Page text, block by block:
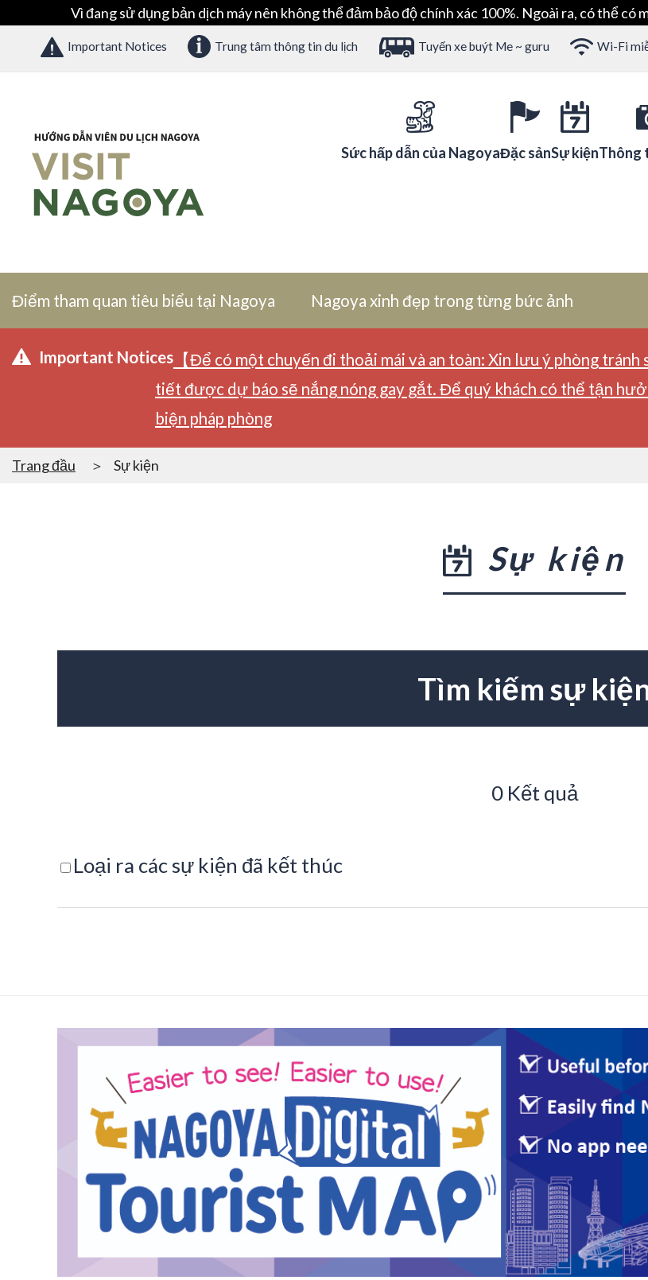
Vì đang sử dụng bản dịch máy nên không thể đảm bảo độ chính xác 100%. Ngoài ra, có thể
Important Notices Trung tâm thông tin du lịch Tuyến xe buýt Me ~ guru Wi-Fi
Sức hấp dẫn của NagoyaĐặc sảnSự kiệnThông
Điểm tham quan tiêu biểu tại Nagoya Nagoya xinh đẹp trong từng bức ảnh
Important Notices 【Để có một chuyến đi thoải mái và an toàn: Xin lưu ý phòng
tiết được dự báo sẽ nắng nóng gay gắt. Để quý khách có thể tận
biện pháp phòng
Trang đầu Sự kiện
Sự kiện
Tìm kiếm sự
0 Kết quả
Loại ra các sự kiện đã kết thúc